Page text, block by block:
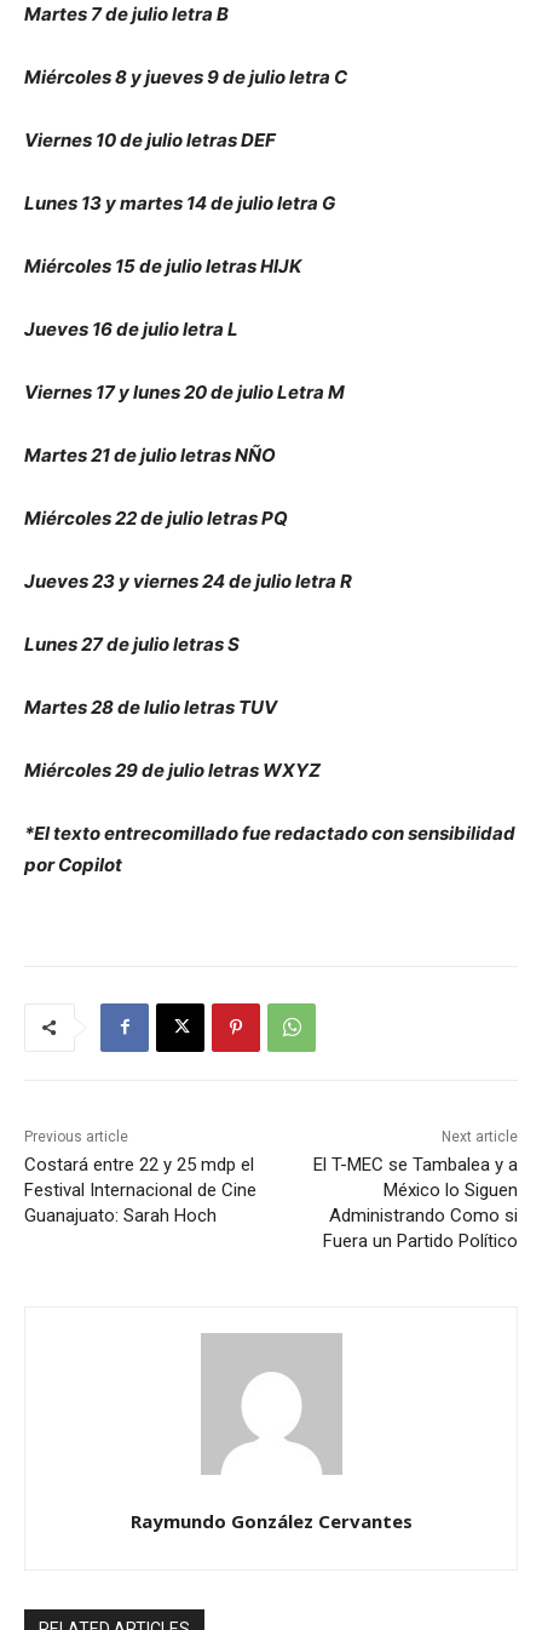
Martes 7 de julio letra B
Miércoles 8 y jueves 9 de julio letra C
Viernes 10 de julio letras DEF
Lunes 13 y martes 14 de julio letra G
Miércoles 15 de julio letras HIJK
Jueves 16 de julio letra L
Viernes 17 y lunes 20 de julio Letra M
Martes 21 de julio letras NÑO
Miércoles 22 de julio letras PQ
Jueves 23 y viernes 24 de julio letra R
Lunes 27 de julio letras S
Martes 28 de lulio letras TUV
Miércoles 29 de julio letras WXYZ
*El texto entrecomillado fue redactado con sensibilidad
por Copilot
Previous article
Costará entre 22 y 25 mdp el
Festival Internacional de Cine
Guanajuato: Sarah Hoch
Next article
El T-MEC se Tambalea y a
México lo Siguen
Administrando Como si
Fuera un Partido Político
Raymundo González Cervantes